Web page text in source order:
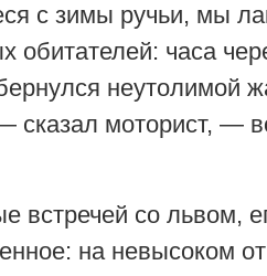
с зимы ручьи, мы
обитателей: часа
сказал моторист, —
встречей со львом,
на невысоком